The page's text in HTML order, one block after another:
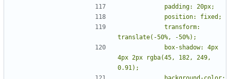
4px 2px rgba(45, 182, 249,